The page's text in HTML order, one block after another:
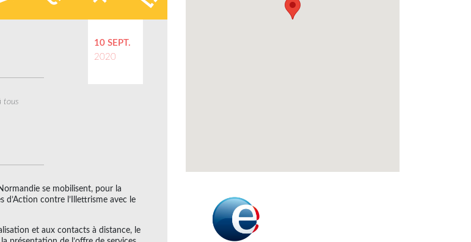
10 SEPT.
2020
tous
se mobilisent, pour la
d’Action contre l’Illettrisme avec le
et aux contacts à distance, le